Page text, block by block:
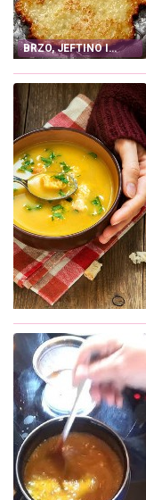
BRZO, JEFTINO I
ZASITNO